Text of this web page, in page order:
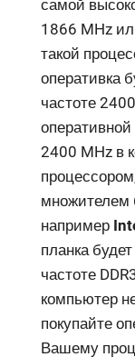
самой
1866 MHz
такой
оперативка
частоте
2400 MHz в
множителем
например
планка
частоте
компьютер
покупайте
Вашему